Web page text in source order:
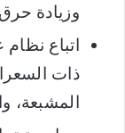
وزيادة
اتباع
ذات
المشبعة،